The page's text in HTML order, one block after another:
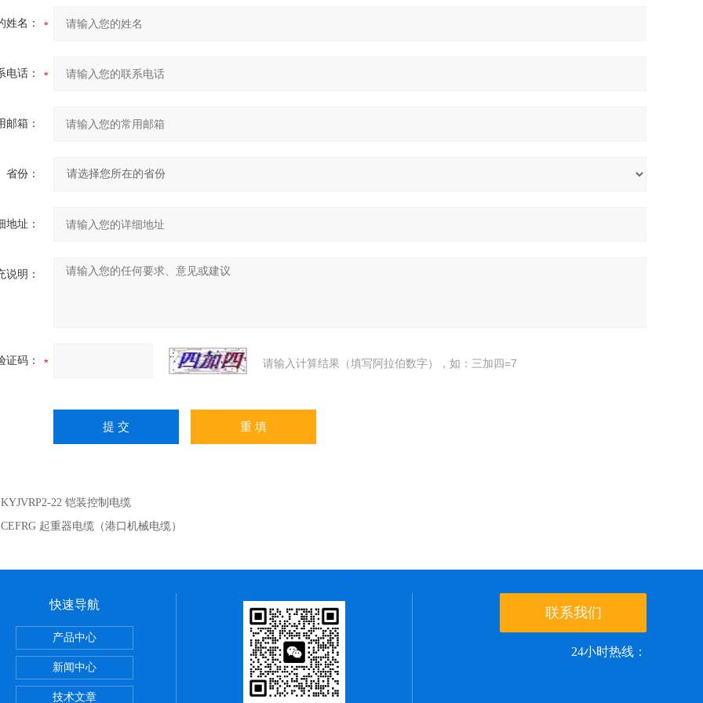
姓名：
电话：
邮箱：
省份：
地址：
说明：
证码： 请输入计算结果（填写阿拉伯数字），如：三加四=7
KYJVRP2-22 铠装控制电缆
CEFRG 起重器电缆（港口机械电缆）
别
绞线
快速导航
产品中心
新闻中心
技术文章
联系我们
24小时热线：